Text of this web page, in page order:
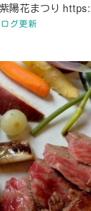
グ更新
陽花まつり